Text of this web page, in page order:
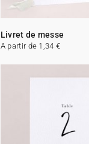
Livret de messe
A partir de 1,34 €